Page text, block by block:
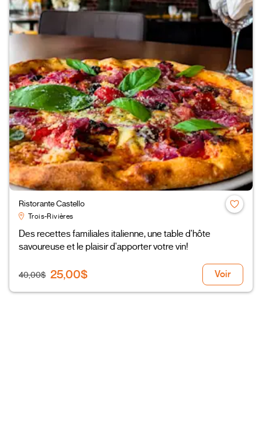
Ristorante Castello
Trois-Rivières
Des recettes familiales italienne, une table d'hôte
savoureuse et le plaisir d'apporter votre vin!
40,00$ 25,00$ Voir